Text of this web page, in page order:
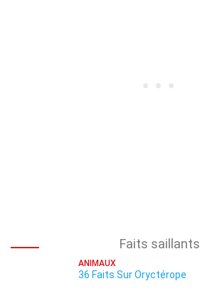
Faits saillants
ANIMAUX
36 Faits Sur Oryctérope